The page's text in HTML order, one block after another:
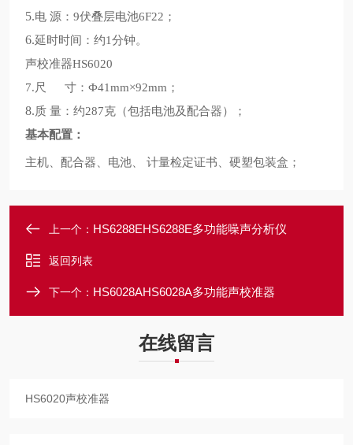
5.电 源： 9伏叠层电池6F22 ；
6.延时时间：约1分钟。
声校准器HS6020
7.尺 寸： Ф41mm×92mm ；
8.质 量：约287克 （包括电池及配合器）
；
基本配置：
主机、配合器、电池、 计量检定证书、硬塑包装盒；
上一个： HS6288EHS6288E多功能噪声分析仪
返回列表
下一个： HS6028AHS6028A多功能声校准器
在线留言